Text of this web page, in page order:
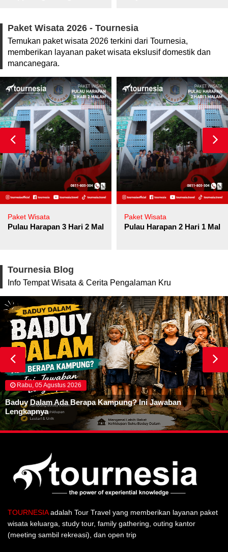
Paket Wisata 2026 - Tournesia
Temukan paket wisata 2026 terkini dari Tournesia,
memberikan layanan paket wisata ekslusif domestik dan
mancanegara.
Paket Wisata
Pulau Harapan 3 Hari 2 Malam
Paket Wisata
Pulau Harapan 2 Hari 1
Tournesia Blog
Info Tempat Wisata & Cerita Pengalaman Kru
Rabu, 05 Agustus 2026
Baduy Dalam Ada Berapa Kampung? Ini Jawaban
Lengkapnya
TOURNESIAadalah Tour Travel yang memberikan layanan paket
wisata keluarga, study tour, family gathering, outing kantor
(meeting sambil rekreasi), dan open trip